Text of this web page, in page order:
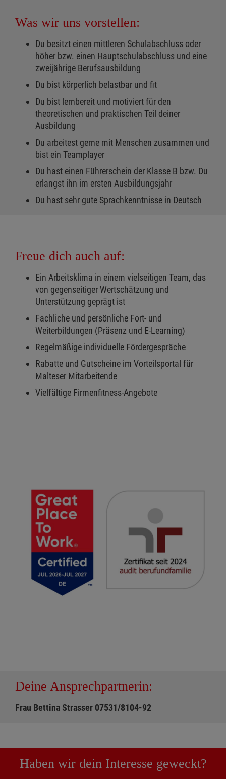
Was wir uns vorstellen:
Du besitzt einen mittleren Schulabschluss oder
höher bzw. einen Hauptschulabschluss und eine
zweijährige Berufsausbildung
Du bist körperlich belastbar und fit
Du bist lernbereit und motiviert für den
theoretischen und praktischen Teil deiner
Ausbildung
Du arbeitest gerne mit Menschen zusammen und
bist ein Teamplayer
Du hast einen Führerschein der Klasse B bzw. Du
erlangst ihn im ersten Ausbildungsjahr
Du hast sehr gute Sprachkenntnisse in Deutsch
Freue dich auch auf:
Ein Arbeitsklima in einem vielseitigen Team, das
von gegenseitiger Wertschätzung und
Unterstützung geprägt ist
Fachliche und persönliche Fort- und
Weiterbildungen (Präsenz und E-Learning)
Regelmäßige individuelle Fördergespräche
Rabatte und Gutscheine im Vorteilsportal für
Malteser Mitarbeitende
Vielfältige Firmenfitness-Angebote
Deine Ansprechpartnerin:
Frau Bettina Strasser 07531/8104-92
Haben wir dein Interesse geweckt?